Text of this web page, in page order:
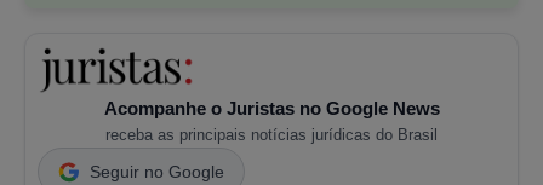
Acompanhe o Juristas no Google News
receba as principais notícias jurídicas do Brasil
Seguir no Google